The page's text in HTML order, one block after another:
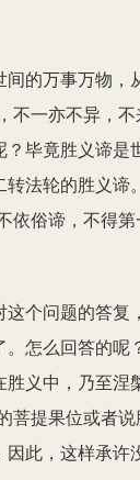
的万事万物
不一亦不异，
？毕竟胜义谛
法轮的胜义
依俗谛，不得
个问题的答
怎么回答的
义中，乃至
菩提果位或者
此，这样承许